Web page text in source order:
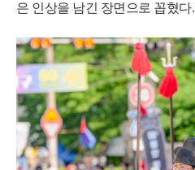
은 인상을 남긴 장면으로 꼽혔다.